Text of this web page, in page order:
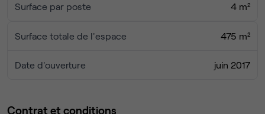
Surface par poste 4 m²
Surface totale de l'espace 475 m²
Date d'ouverture juin 2017
Contrat et conditions